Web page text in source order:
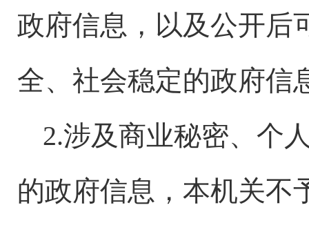
政府信息，以及公开后
全、社会稳定的政府信
2.涉及商业秘密、个
的政府信息，本机关不